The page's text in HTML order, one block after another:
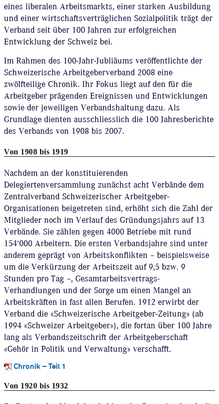
eines liberalen Arbeitsmarkts, einer starken Ausbildung
und einer wirtschaftsverträglichen Sozialpolitik trägt der
Verband seit über 100 Jahren zur erfolgreichen
Entwicklung der Schweiz bei.
Im Rahmen des 100-Jahr-Jubliäums veröffentlichte der
Schweizerische Arbeitgeberverband 2008 eine
zwölfteilige Chronik. Ihr Fokus liegt auf den für die
Arbeitgeber prägenden Ereignissen und Entwicklungen
sowie der jeweiligen Verbandshaltung dazu. Als
Grundlage dienten ausschliesslich die 100 Jahresberichte
des Verbands von 1908 bis 2007.
Von 1908 bis 1919
Nachdem an der konstituierenden
Delegiertenversammlung zunächst acht Verbände dem
Zentralverband Schweizerischer Arbeitgeber-
Organisationen beigetreten sind, erhöht sich die Zahl der
Mitglieder noch im Verlauf des Gründungsjahrs auf 13
Verbände. Sie zählen gegen 4000 Betriebe mit rund
154‘000 Arbeitern. Die ersten Verbandsjahre sind unter
anderem geprägt von Arbeitskonflikten – beispielsweise
um die Verkürzung der Arbeitszeit auf 9,5 bzw. 9
Stunden pro Tag –, Gesamtarbeitsvertrags-
Verhandlungen und der Sorge um einen Mangel an
Arbeitskräften in fast allen Berufen. 1912 erwirbt der
Verband die «Schweizerische Arbeitgeber-Zeitung» (ab
1994 «Schweizer Arbeitgeber»), die fortan über 100 Jahre
lang als Verbandszeitschrift der Arbeitgeberschaft
«Gehör in Politik und Verwaltung» verschafft.
Chronik – Teil 1
Von 1920 bis 1932